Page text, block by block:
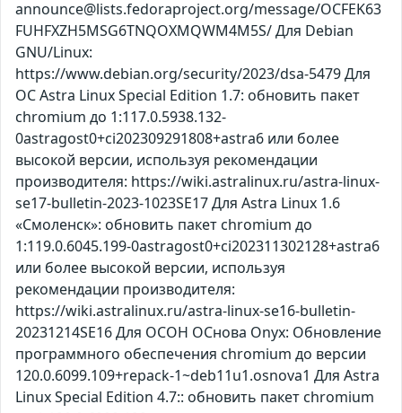
announce@lists.fedoraproject.org/message/OCFEK63
FUHFXZH5MSG6TNQOXMQWM4M5S/ Для Debian
GNU/Linux:
https://www.debian.org/security/2023/dsa-5479 Для
ОС Astra Linux Special Edition 1.7: обновить пакет
chromium до 1:117.0.5938.132-
0astragost0+ci202309291808+astra6 или более
высокой версии, используя рекомендации
производителя: https://wiki.astralinux.ru/astra-linux-
se17-bulletin-2023-1023SE17 Для Astra Linux 1.6
«Смоленск»: обновить пакет chromium до
1:119.0.6045.199-0astragost0+ci202311302128+astra6
или более высокой версии, используя
рекомендации производителя:
https://wiki.astralinux.ru/astra-linux-se16-bulletin-
20231214SE16 Для ОСОН ОСнова Оnyx: Обновление
программного обеспечения chromium до версии
120.0.6099.109+repack-1~deb11u1.osnova1 Для Astra
Linux Special Edition 4.7:: обновить пакет chromium